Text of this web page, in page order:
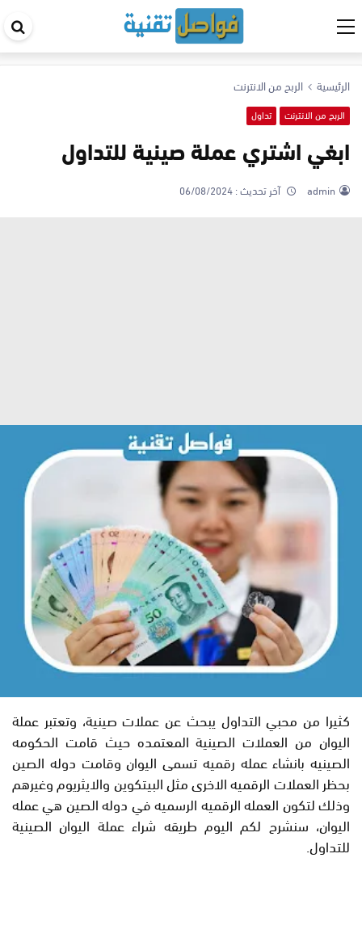
الرئيسية الربح من الانترنت
الربح من الانترنت تداول
ابغي اشتري عملة صينية للتداول
admin آخر تحديث :06/08/2024
كثيرا من محبي التداول يبحث عن عملات صينية، وتعتبر عملة
اليوان من العملات الصينية المعتمده حيث قامت الحكومه
الصينيه بانشاء عمله رقميه تسمى اليوان وقامت دوله الصين
بحظر العملات الرقميه الاخرى مثل البيتكوين والايثريوم وغيرهم
وذلك لتكون العمله الرقميه الرسميه في دوله الصين هي عمله
اليوان، سنشرح لكم اليوم طريقه شراء عملة اليوان الصينية
للتداول.